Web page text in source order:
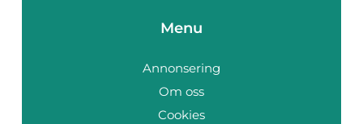
Menu
Annonsering
Om oss
Cookies